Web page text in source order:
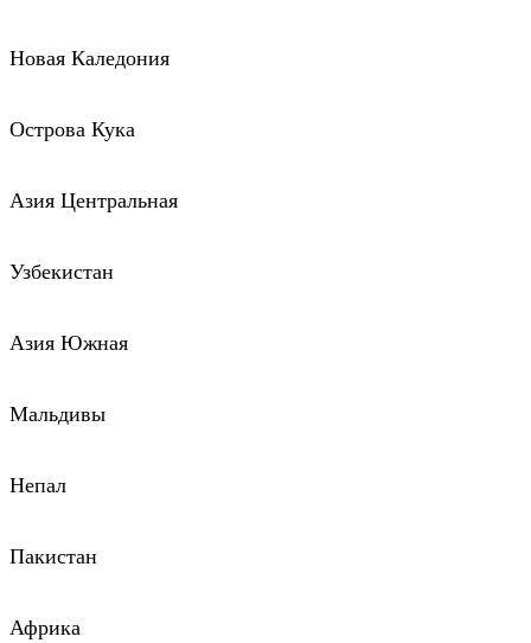
Новая Каледония
Острова Кука
Азия Центральная
Узбекистан
Азия Южная
Мальдивы
Непал
Пакистан
Африка